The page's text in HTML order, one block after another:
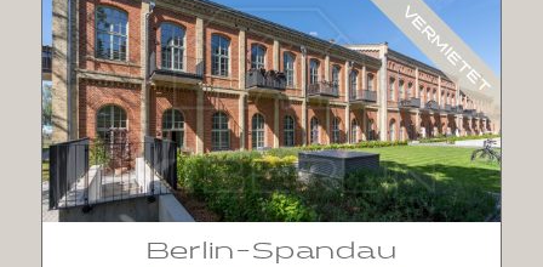
VERMIETET
Berlin-Spandau